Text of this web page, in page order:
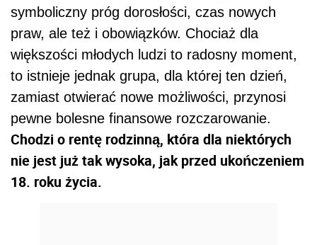
symboliczny próg dorosłości, czas nowych
praw, ale też i obowiązków. Chociaż dla
większości młodych ludzi to radosny moment,
to istnieje jednak grupa, dla której ten dzień,
zamiast otwierać nowe możliwości, przynosi
pewne bolesne finansowe rozczarowanie.
Chodzi o rentę rodzinną, która dla niektórych
nie jest już tak wysoka, jak przed ukończeniem
18. roku życia.